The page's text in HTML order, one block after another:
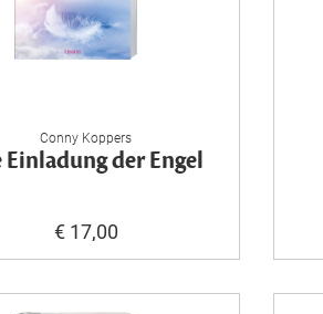
Conny Koppers
Einladung der Engel
€ 17,00